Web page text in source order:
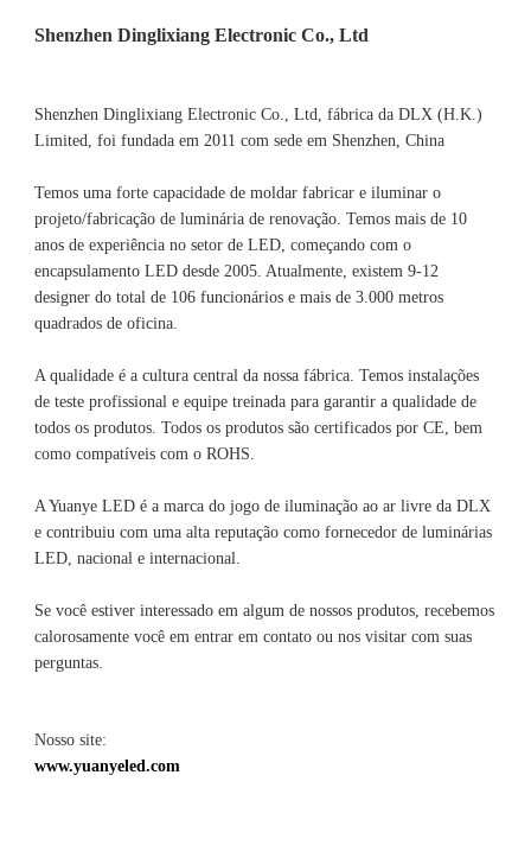
Shenzhen Dinglixiang Electronic Co., Ltd, fábrica da DLX (H.K.)
Limited, foi fundada em 2011 com sede em Shenzhen, China
Temos uma forte capacidade de moldar fabricar e iluminar o
projeto/fabricação de luminária de renovação. Temos mais de 10
anos de experiência no setor de LED, começando com o
encapsulamento LED desde 2005. Atualmente, existem 9-12
designer do total de 106 funcionários e mais de 3.000 metros
A qualidade é a cultura central da nossa fábrica. Temos instalações
de teste profissional e equipe treinada para garantir a qualidade de
todos os produtos. Todos os produtos são certificados por CE, bem
A Yuanye LED é a marca do jogo de iluminação ao ar livre da DLX
e contribuiu com uma alta reputação como fornecedor de luminárias
Se você estiver interessado em algum de nossos produtos, recebemos
calorosamente você em entrar em contato ou nos visitar com suas
Nosso site: